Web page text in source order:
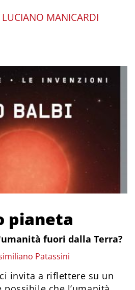
LUCIANO MANICARDI
pianeta
fuori dalla Terra?
Patassini
invita a riflettere su un